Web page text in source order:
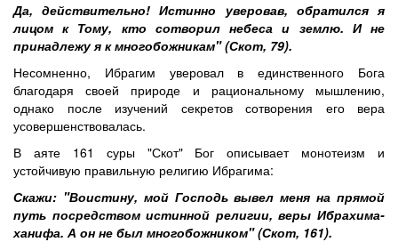
Да, действительно! Истинно уверовав, обратился я
лицом к Тому, кто сотворил небеса и землю. И не
принадлежу я к многобожникам" (Скот, 79).
Несомненно, Ибрагим уверовал в единственного Бога
благодаря своей природе и рациональному мышлению,
однако после изучений секретов сотворения его вера
усовершенствовалась.
В аяте 161 суры "Скот" Бог описывает монотеизм и
устойчивую правильную религию Ибрагима:
Скажи: "Воистину, мой Господь вывел меня на прямой
путь посредством истинной религии, веры Ибрахима-
ханифа. А он не был многобожником" (Скот, 161).